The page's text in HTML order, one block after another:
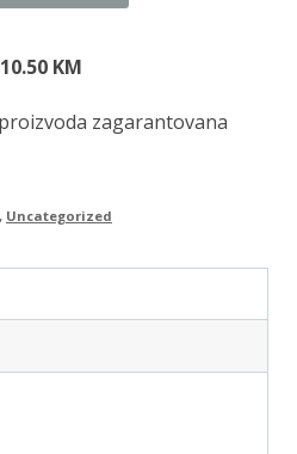
KM
zagarantovana
, Uncategorized